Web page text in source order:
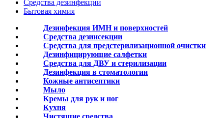
Средства дезинфекции
Бытовая химия
Дезинфекция ИМН и поверхностей
Средства дезинсекции
Средства для предстерилизационной очистки
Дезинфицирующие салфетки
Средства для ДВУ и cтерилизации
Дезинфекция в стоматологии
Кожные антисептики
Мыло
Кремы для рук и ног
Кухня
Чистящие средства